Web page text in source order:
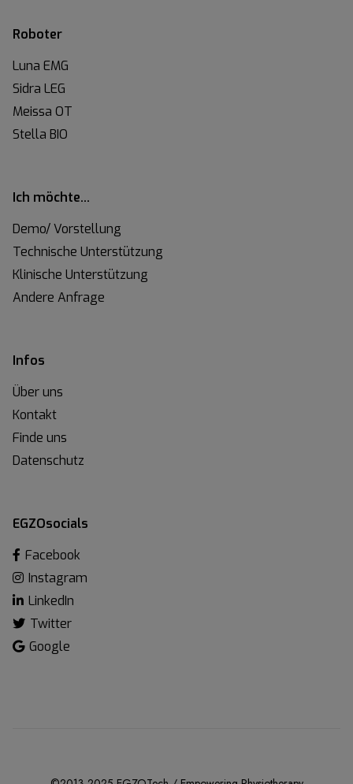
Roboter
Luna EMG
Sidra LEG
Meissa OT
Stella BIO
Ich möchte…
Demo/ Vorstellung
Technische Unterstützung
Klinische Unterstützung
Andere Anfrage
Infos
Über uns
Kontakt
Finde uns
Datenschutz
EGZOsocials
Facebook
Instagram
LinkedIn
Twitter
Google